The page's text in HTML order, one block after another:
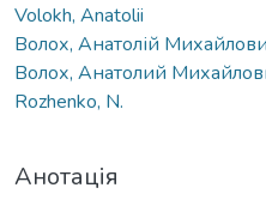
Volokh, Anatolii
Волох, Анатолій
Волох, Анатолий
Rozhenko, N.
Анотація